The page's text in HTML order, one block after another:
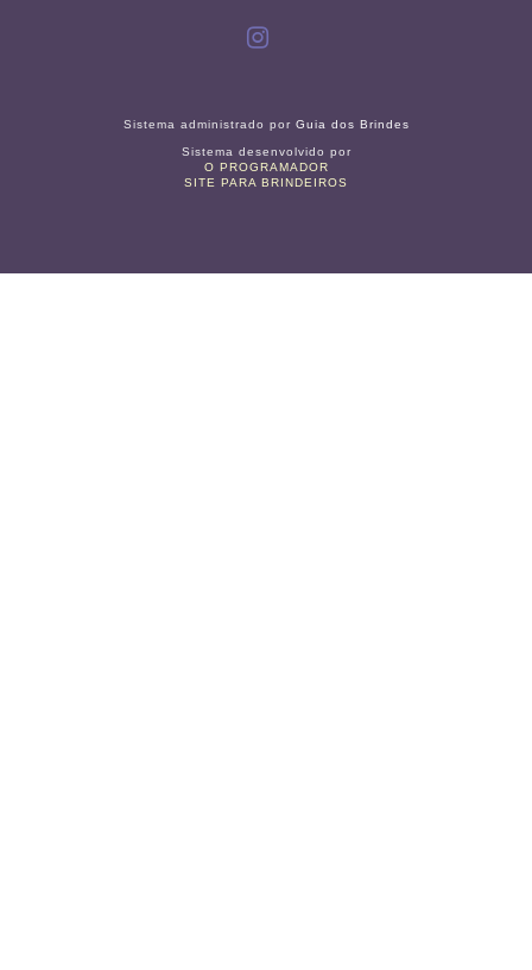
Sistema administrado por Guia dos Brindes
Sistema desenvolvido por
O PROGRAMADOR
SITE PARA BRINDEIROS